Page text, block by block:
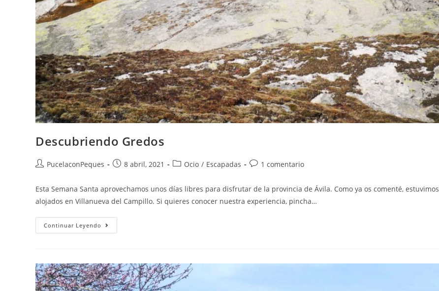
Descubriendo Gredos
PucelaconPeques 8 abril, 2021 Ocio / Escapadas 1 comentario
Esta Semana Santa aprovechamos unos días libres para disfrutar de la provincia de Ávila. Como ya os comenté, estuvimos
alojados en Villanueva del Campillo. Si quieres conocer nuestra experiencia, pincha…
Continuar Leyendo